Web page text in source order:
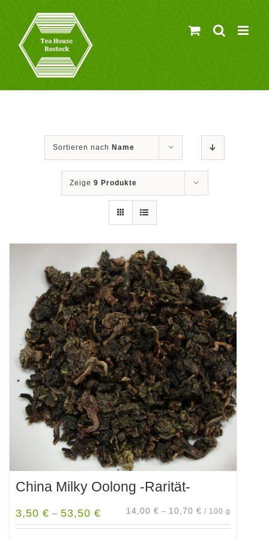
springen
Sortieren nach Name
Zeige 9 Produkte
China Milky Oolong -Rarität-
3,50 € – 53,50 € 14,00 € – 10,70 € / 100 g